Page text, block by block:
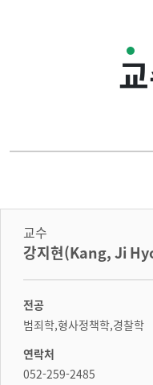
교수
강지현(Kang, Ji
전공
범죄학,형사정책학,경찰학
연락처
052-259-2485